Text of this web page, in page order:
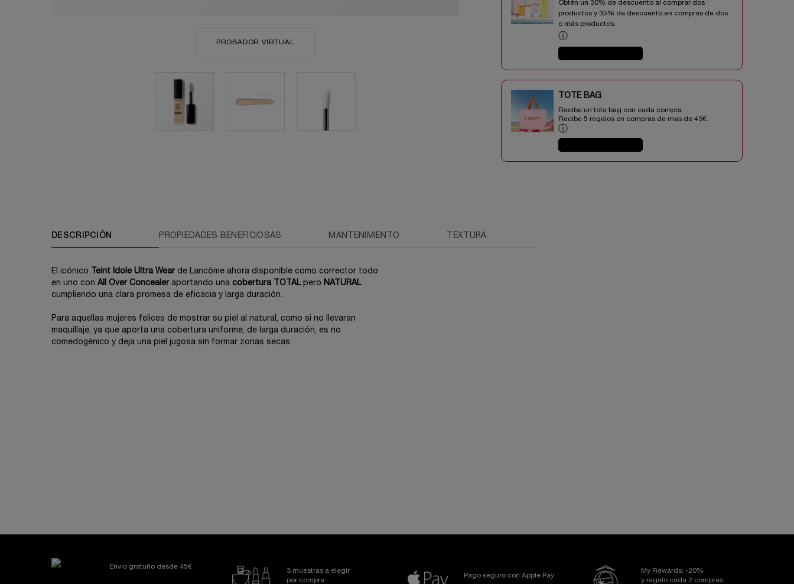
PROBADOR VIRTUAL
Obtén un 30% de descuento al comprar dos
productos y 35% de descuento en compras de dos
o más productos.​
ⓘ
TOTE BAG​​
Recibe un tote bag con cada compra.
Recibe 5 regalos en compras de mas de 49€.​
ⓘ
DESCRIPCIÓN PROPIEDADES BENEFICIOSAS MANTENIMIENTO TEXTURA
El icónico Teint Idole Ultra Wearde Lancôme ahora disponible como corrector todo
en uno con All Over Concealeraportando una cobertura TOTALpero
NATURAL
cumpliendo una clara promesa de eficacia y larga duración.
Para aquellas mujeres felices de mostrar su piel al natural, como si no llevaran
maquillaje, ya que aporta una cobertura uniforme, de larga duración, es no
comedogénico y deja una piel jugosa sin formar zonas secas.
Envío gratuito desde 45€
3 muestras a elegir
por compra
Pago seguro con Apple Pay
My Rewards: -20%
y regalo cada 2 compras